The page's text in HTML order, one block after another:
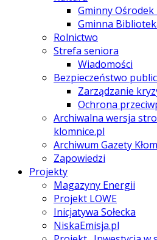
Gminny
Gminna
Rolnictwo
Strefa seniora
Wiadomości
Bezpieczeństwo
Zarządzanie
Ochrona
Archiwalna wersja
klomnice.pl
Archiwum Gazety
Zapowiedzi
Projekty
Magazyny Energii
Projekt LOWE
Inicjatywa Sołecka
NiskaEmisja.pl